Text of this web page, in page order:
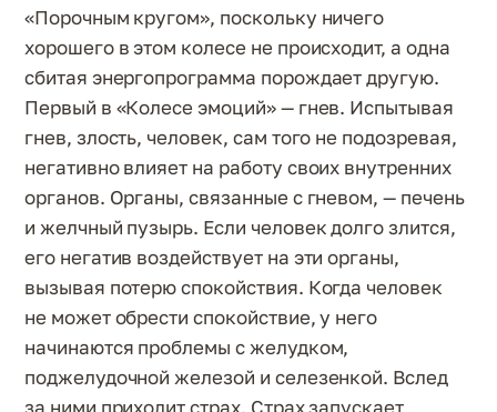
«Порочным кругом», поскольку ничего
хорошего в этом колесе не происходит, а одна
сбитая энергопрограмма порождает другую.
Первый в «Колесе эмоций» — гнев. Испытывая
гнев, злость, человек, сам того не подозревая,
негативно влияет на работу своих внутренних
органов. Органы, связанные с гневом, — печень
и желчный пузырь. Если человек долго злится,
его негатив воздействует на эти органы,
вызывая потерю спокойствия. Когда человек
не может обрести спокойствие, у него
начинаются проблемы с желудком,
поджелудочной железой и селезенкой. Вслед
за ними приходит страх. Страх запускает